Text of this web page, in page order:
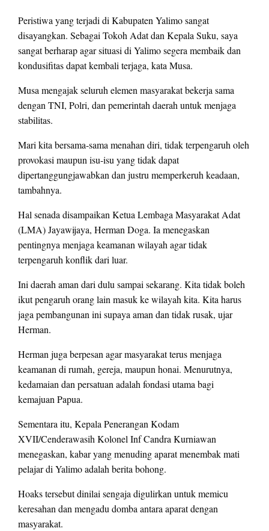
Peristiwa yang terjadi di Kabupaten Yalimo sangat
disayangkan. Sebagai Tokoh Adat dan Kepala Suku, saya
sangat berharap agar situasi di Yalimo segera membaik dan
kondusifitas dapat kembali terjaga, kata Musa.
Musa mengajak seluruh elemen masyarakat bekerja sama
dengan TNI, Polri, dan pemerintah daerah untuk menjaga
stabilitas.
Mari kita bersama-sama menahan diri, tidak terpengaruh oleh
provokasi maupun isu-isu yang tidak dapat
dipertanggungjawabkan dan justru memperkeruh keadaan,
tambahnya.
Hal senada disampaikan Ketua Lembaga Masyarakat Adat
(LMA) Jayawijaya, Herman Doga. Ia menegaskan
pentingnya menjaga keamanan wilayah agar tidak
terpengaruh konflik dari luar.
Ini daerah aman dari dulu sampai sekarang. Kita tidak boleh
ikut pengaruh orang lain masuk ke wilayah kita. Kita harus
jaga pembangunan ini supaya aman dan tidak rusak, ujar
Herman.
Herman juga berpesan agar masyarakat terus menjaga
keamanan di rumah, gereja, maupun honai. Menurutnya,
kedamaian dan persatuan adalah fondasi utama bagi
kemajuan Papua.
Sementara itu, Kepala Penerangan Kodam
XVII/Cenderawasih Kolonel Inf Candra Kurniawan
menegaskan, kabar yang menuding aparat menembak mati
pelajar di Yalimo adalah berita bohong.
Hoaks tersebut dinilai sengaja digulirkan untuk memicu
keresahan dan mengadu domba antara aparat dengan
masyarakat.